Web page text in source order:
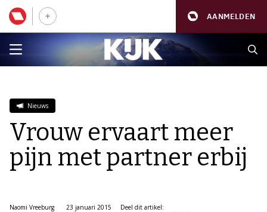
AANMELDEN
Nieuws
Vrouw ervaart meer
pijn met partner erbij
Naomi Vreeburg
23 januari 2015
Deel dit artikel: